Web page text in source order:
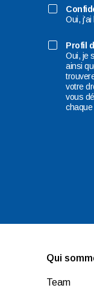
Oui, j'ai
Profil
Oui, je
ainsi
votre
vous
chaque
Qui
Team